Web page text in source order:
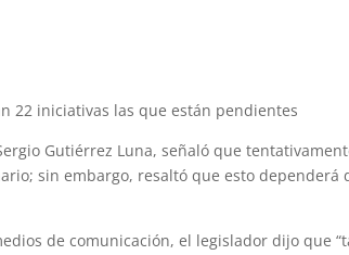
22 iniciativas las que están pendientes
Gutiérrez Luna, señaló que
sin embargo, resaltó que esto dependerá
de comunicación, el legislador dijo que